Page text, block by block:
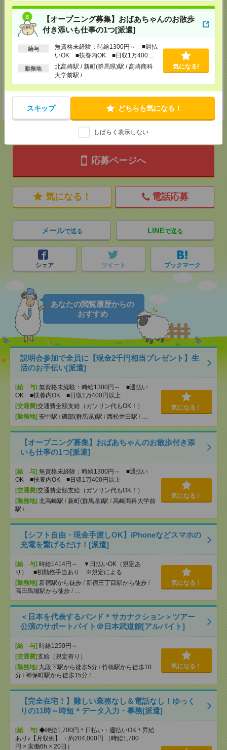
【オープニング募集】おばあちゃんのお散歩
付き添いも仕事の1つ[派遣]
給与
無資格未経験：時給1300円～ ■週払
いOK ■扶養内OK ■日収1万400円
以上
勤務地
北高崎駅 / 新町(群馬県)駅 / 高崎商科
大学前駅 / …
気になる!
スキップ どちらも気になる！
しばらく表示しない
TEL：0120-453-285
MAIL：tenshoku@nikken-ts.jp
担当：採用担当
メディカルケア事業部 横浜オフィス
神奈川県横浜市保土ケ谷区神戸町134 横浜ビジネスパークサウスタワー
2F B区画
TEL：0120-901-799
MAIL：tenshoku@nikken-ts.jp
登録交通費
★今ならご来社登録でQUOカード2000円分をプレゼント中★
応募ページへ
気になる！ 電話応募
メールで送る LINEで送る
シェア ツイート ブックマーク
あなたの閲覧履歴からの
おすすめ
説明会参加で全員に【現金2千円相当プレゼント】生
活のお手伝い[派遣]
[給 与] 無資格未経験：時給1300円～ ■週払い
OK ■扶養内OK ■日収1万400円以上
[交通費]交通費全額支給（ガソリン代もOK！）
[勤務地] 安中駅 / 磯部(群馬県)駅 / 西松井田駅 / …
気になる！
【オープニング募集】おばあちゃんのお散歩付き添
いも仕事の1つ[派遣]
[給 与] 無資格未経験：時給1300円～ ■週払い
OK ■扶養内OK ■日収1万400円以上
[交通費]交通費全額支給（ガソリン代もOK！）
[勤務地] 北高崎駅 / 新町(群馬県)駅 / 高崎商科大学前
駅 / …
気になる！
【シフト自由・現金手渡しOK】iPhoneなどスマホの
充電を繋げるだけ！[派遣]
[給 与] 時給1414円～ ▼日払いOK（規定あ
り） ■初勤務手当あり ※規定による
[勤務地] 新宿駅から徒歩 / 新宿三丁目駅から徒歩 /
高田馬場駅から徒歩 / …
気になる！
＜日本を代表するバンド＊サカナクション＞ツアー
公演のサポートバイト＠日本武道館[アルバイト]
[給 与] 時給1250円～
[交通費]支給（規定有り）
[勤務地] 九段下駅から徒歩5分 / 竹橋駅から徒歩10
分 / 神保町駅から徒歩15分 / …
気になる！
【完全在宅！】難しい業務なし＆電話なし！ゆっく
りの11時～時短＊データ入力・事務[派遣]
[給 与] ◆時給1,700円＊日払い・週払いOK＊昇給
あり♪【月収例】 ・約204,000円 （時給1,700
円 × 実働6h × 20日）